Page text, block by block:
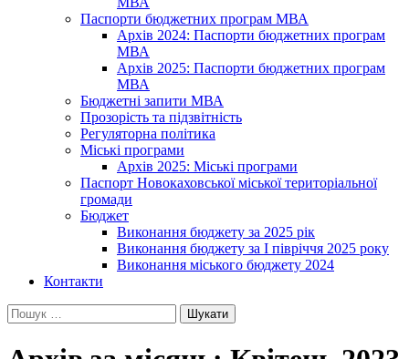
Паспорти бюджетних програм МВА
Архів 2024: Паспорти бюджетних програм
МВА
Архів 2025: Паспорти бюджетних програм
МВА
Бюджетні запити МВА
Прозорість та підзвітність
Регуляторна політика
Міські програми
Архів 2025: Міські програми
Паспорт Новокаховської міської територіальної
громади
Бюджет
Виконання бюджету за 2025 рік
Виконання бюджету за І півріччя 2025 року
Виконання міського бюджету 2024
Контакти
Пошук: